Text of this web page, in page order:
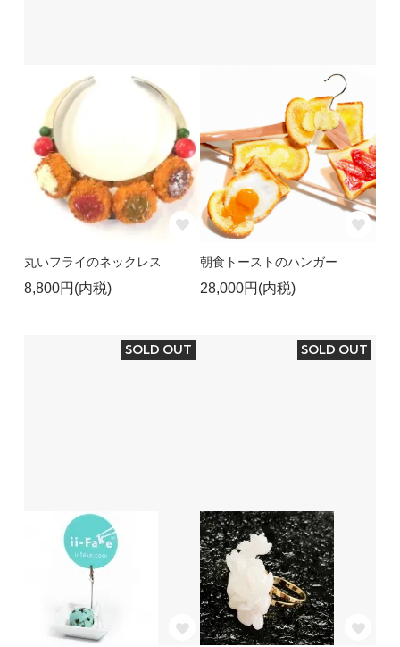
丸いフライのネックレス
8,800円(内税)
朝食トーストのハンガー
28,000円(内税)
SOLD OUT SOLD OUT